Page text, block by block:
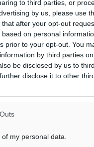
to third parties, or
by us, please use
after your opt-out
on personal
prior to your opt-out. You
by third parties
be disclosed by us to
disclose it to other
my personal data.
και
• Ο
Ελ.